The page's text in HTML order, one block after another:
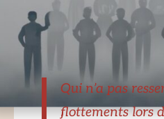
Qui n’a pas
flottements lors